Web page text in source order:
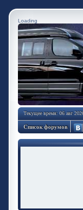
Loading
Текущее время: 06 авг
Список форумов